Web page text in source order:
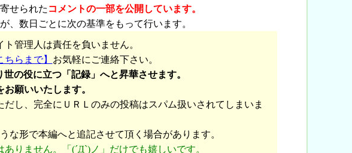
せられた コメントの一部を公開しています。
、数日ごとに次の基準をもって行います。
管理人は責任を負いません。
ちらまで】 お気軽にご連絡下さい。
の役に立つ「記録」へと昇華させます。
願いいたします。
し、完全にＵＲＬのみの投稿はスパム扱いされてしまいま
な形で本編へと追記させて頂く場合があります。
りません。「(´Д`)ノ」だけでも嬉しいです。